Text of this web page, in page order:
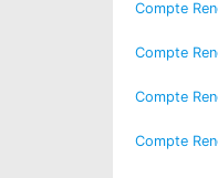
Compte
Compte
Compte
Compte